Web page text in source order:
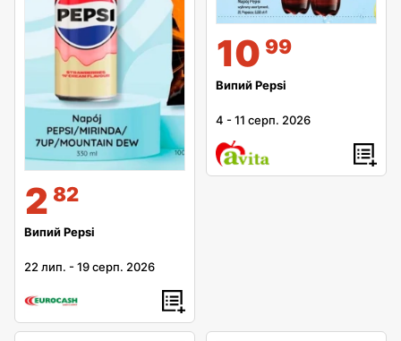
2 82
Випий Pepsi
22 лип. -19 серп. 2026
10 99
Випий Pepsi
4 -11 серп. 2026